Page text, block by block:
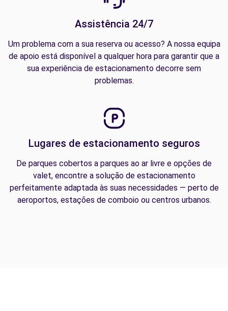
Assistência 24/7
Um problema com a sua reserva ou acesso? A nossa equipa
de apoio está disponível a qualquer hora para garantir que a
sua experiência de estacionamento decorre sem
problemas.
Lugares de estacionamento seguros
De parques cobertos a parques ao ar livre e opções de
valet, encontre a solução de estacionamento
perfeitamente adaptada às suas necessidades — perto de
aeroportos, estações de comboio ou centros urbanos.